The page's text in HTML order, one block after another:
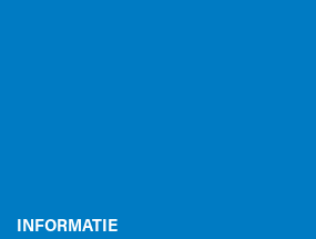
INFORMATIE